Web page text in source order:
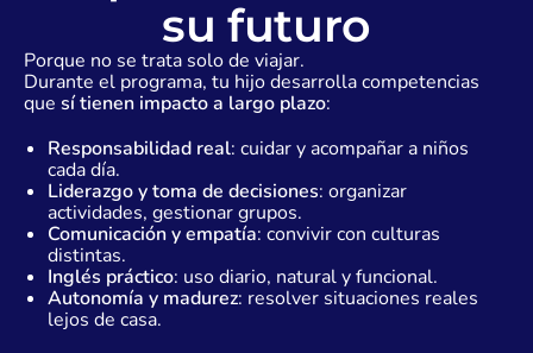
su futuro
Porque no se trata solo de viajar.
Durante el programa, tu hijo desarrolla competencias
que sí tienen impacto a largo plazo:
Responsabilidad real: cuidar y acompañar a niños
cada día.
Liderazgo y toma de decisiones: organizar
actividades, gestionar grupos.
Comunicación y empatía: convivir con culturas
distintas.
Inglés práctico: uso diario, natural y funcional.
Autonomía y madurez: resolver situaciones reales
lejos de casa.